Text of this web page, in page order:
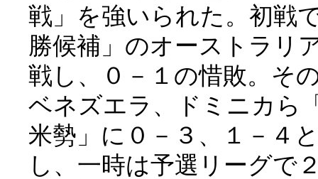
戦」を強いられた。初戦
勝候補」のオーストラリ
戦し、０－１の惜敗。そ
ベネズエラ、ドミニカら
米勢」に０－３、１－４
し、一時は予選リーグで